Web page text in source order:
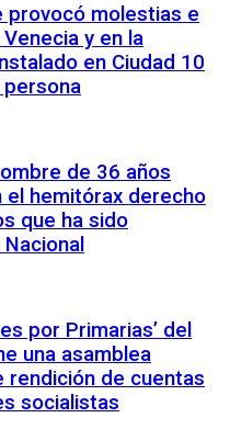
provocó molestias e
y en la
en Ciudad 10
persona
de 36 años
el hemitórax derecho
que ha sido
por Primarias’ del
una asamblea
rendición de cuentas
socialistas